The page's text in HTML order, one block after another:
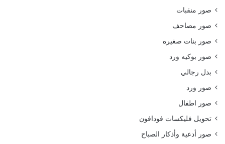
صور منقبات
صور مصاحف
صور بنات صغيره
صور بوكيه ورد
بدل رجالي
صور ورد
صور اطفال
تحويل فليكسات فودافون
صور أدعية وأذكار الصباح